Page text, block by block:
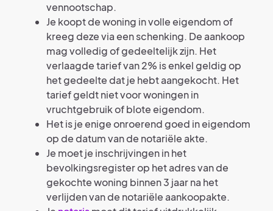
vennootschap.
Je koopt de woning in volle eigendom of
kreeg deze via een schenking. De aankoop
mag volledig of gedeeltelijk zijn. Het
verlaagde tarief van 2% is enkel geldig op
het gedeelte dat je hebt aangekocht. Het
tarief geldt niet voor woningen in
vruchtgebruik of blote eigendom.
Het is je enige onroerend goed in eigendom
op de datum van de notariële akte.
Je moet je inschrijvingen in het
bevolkingsregister op het adres van de
gekochte woning binnen 3 jaar na het
verlijden van de notariële aankoopakte.